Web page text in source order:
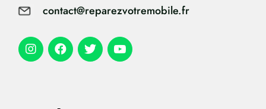
contact@reparezvotremobile.fr